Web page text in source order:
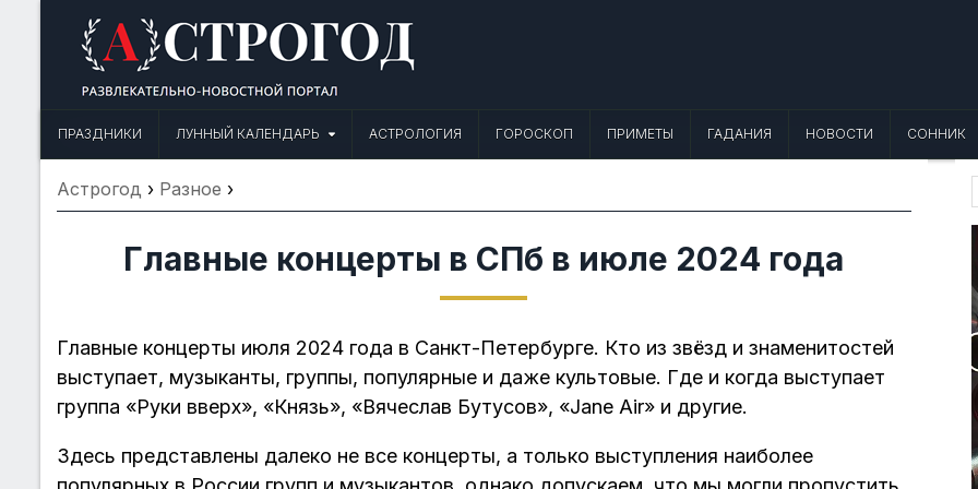
Астрогод: Праздники сегодня, Лунный календарь, Приметы, Что
ПРАЗДНИКИ
ЛУННЫЙ КАЛЕНДАРЬ АСТРОЛОГИЯ ГОРОСКОП ПРИМЕТЫ ГАДАНИЯ НОВОСТИ СОННИК
Астрогод › Разное ›
Главные концерты в СПб в июле 2024 года
Главные концерты июля 2024 года в Санкт-Петербурге. Кто из звёзд и знаменитостей
выступает, музыканты, группы, популярные и даже культовые. Где и когда выступает
группа «Руки вверх», «Князь», «Вячеслав Бутусов», «Jane Air» и другие.
Здесь представлены далеко не все концерты, а только выступления наиболее